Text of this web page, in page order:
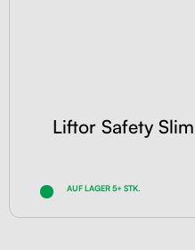
Liftor Safety
AUF LAGER 5+ STK.